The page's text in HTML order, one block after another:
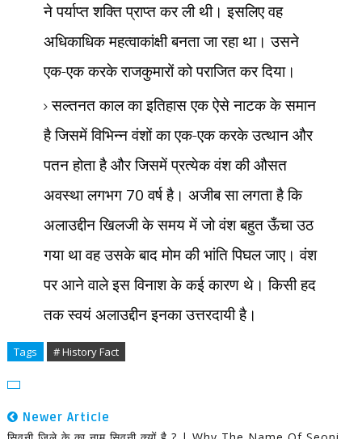
ने पर्याप्त शक्ति प्राप्त कर ली थी। इसलिए वह
अधिकाधिक महत्वाकांक्षी बनता जा रहा था। उसने
एक-एक करके राजकुमारों को पराजित कर दिया।
सल्तनत काल का इतिहास एक ऐसे नाटक के समान
है जिसमें विभिन्न वंशों का एक-एक करके उत्थान और
पतन होता है और जिसमें प्रत्येक वंश की औसत
अवस्था लगभग 70वर्ष है। अजीब सा लगता है कि
अलाउद्दीन खिलजी के समय में जो वंश बहुत ऊँचा उठ
गया था वह उसके बाद मोम की भांति पिघल जाए। वंश
पर आने वाले इस विनाश के कई कारण थे। किसी हद
तक स्वयं अलाउद्दीन इनका उत्तरदायी है।
Tags # History Fact
Newer Article